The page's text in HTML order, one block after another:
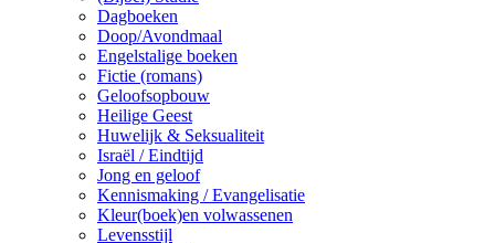
Dagboeken
Doop/Avondmaal
Engelstalige boeken
Fictie (romans)
Geloofsopbouw
Heilige Geest
Huwelijk & Seksualiteit
Israël / Eindtijd
Jong en geloof
Kennismaking / Evangelisatie
Kleur(boek)en volwassenen
Levensstijl